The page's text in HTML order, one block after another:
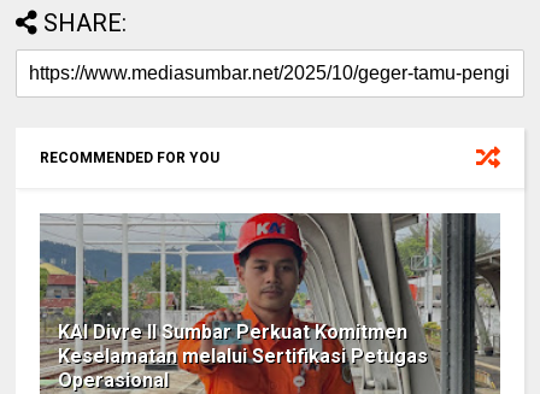
SHARE:
RECOMMENDED FOR YOU
KAI Divre II Sumbar Perkuat Komitmen
Keselamatan melalui Sertifikasi Petugas
Operasional